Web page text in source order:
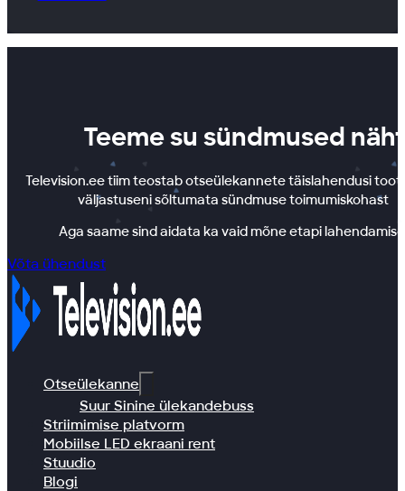
Teeme su sündmused
Television.ee tiim teostab otseülekannete täislahendusi
väljastuseni sõltumata sündmuse toimumiskohast
Aga saame sind aidata ka vaid mõne etapi
Võta ühendust
Otseülekanne
Suur Sinine ülekandebuss
Striimimise platvorm
Mobiilse LED ekraani rent
Stuudio
Blogi